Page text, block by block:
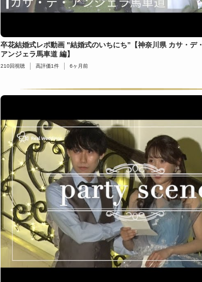
卒花結婚式レポ動画 "結婚式のいちにち”【神奈川県 カサ・デ・
アンジェラ馬車道 編】
210回視聴 高評価1件 6ヶ月前